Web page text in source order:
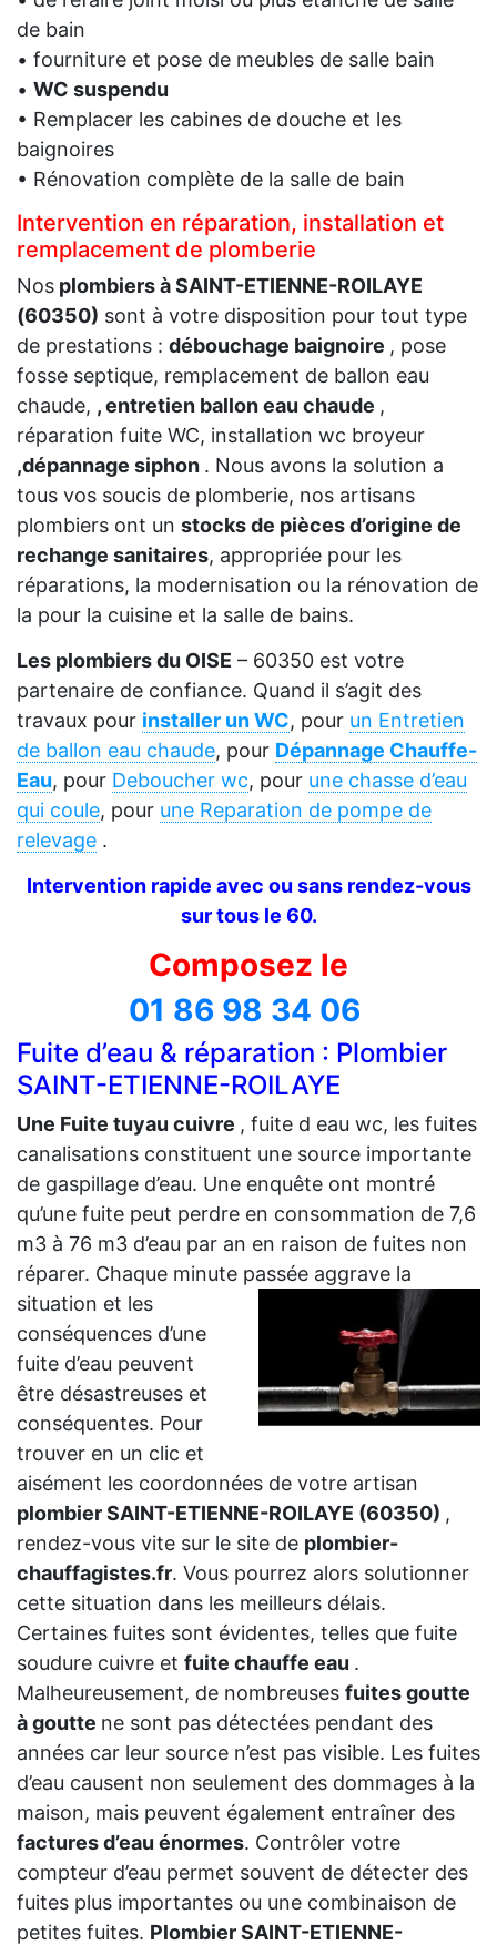
de bain
• fourniture et pose de meubles de salle bain
• WC suspendu
• Remplacer les cabines de douche et les
baignoires
• Rénovation complète de la salle de bain
Intervention en réparation, installation et
remplacement de plomberie
Nos plombiers à SAINT-ETIENNE-ROILAYE
(60350) sont à votre disposition pour tout type
de prestations : débouchage baignoire , pose
fosse septique, remplacement de ballon eau
chaude, , entretien ballon eau chaude ,
réparation fuite WC, installation wc broyeur
,dépannage siphon . Nous avons la solution a
tous vos soucis de plomberie, nos artisans
plombiers ont un stocks de pièces d’origine de
rechange sanitaires, appropriée pour les
réparations, la modernisation ou la rénovation de
la pour la cuisine et la salle de bains.
Les plombiers du OISE – 60350 est votre
partenaire de confiance. Quand il s’agit des
travaux pour installer un WC, pour un Entretien
de ballon eau chaude, pour Dépannage Chauffe-
Eau, pour Deboucher wc, pour une chasse d’eau
qui coule, pour une Reparation de pompe de
relevage .
Intervention rapide avec ou sans rendez-vous
sur tous le 60.
Composez le
01 86 98 34 06
Fuite d’eau & réparation : Plombier
SAINT-ETIENNE-ROILAYE
Une Fuite tuyau cuivre , fuite d eau wc, les fuites
canalisations constituent une source importante
de gaspillage d’eau. Une enquête ont montré
qu’une fuite peut perdre en consommation de 7,6
m3 à 76 m3 d’eau par an en raison de fuites non
réparer. Chaque minute passée aggrave la
situation et les
conséquences d’une
fuite d’eau peuvent
être désastreuses et
conséquentes. Pour
trouver en un clic et
aisément les coordonnées de votre artisan
plombier SAINT-ETIENNE-ROILAYE (60350) ,
rendez-vous vite sur le site de plombier-
chauffagistes.fr. Vous pourrez alors solutionner
cette situation dans les meilleurs délais.
Certaines fuites sont évidentes, telles que fuite
soudure cuivre et fuite chauffe eau .
Malheureusement, de nombreuses fuites goutte
à goutte ne sont pas détectées pendant des
années car leur source n’est pas visible. Les fuites
d’eau causent non seulement des dommages à la
maison, mais peuvent également entraîner des
factures d’eau énormes. Contrôler votre
compteur d’eau permet souvent de détecter des
fuites plus importantes ou une combinaison de
petites fuites. Plombier SAINT-ETIENNE-